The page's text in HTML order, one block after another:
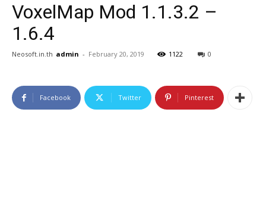
VoxelMap Mod 1.1.3.2 –
1.6.4
Neosoft.in.th admin - February 20, 2019 1122 0
Facebook Twitter Pinterest